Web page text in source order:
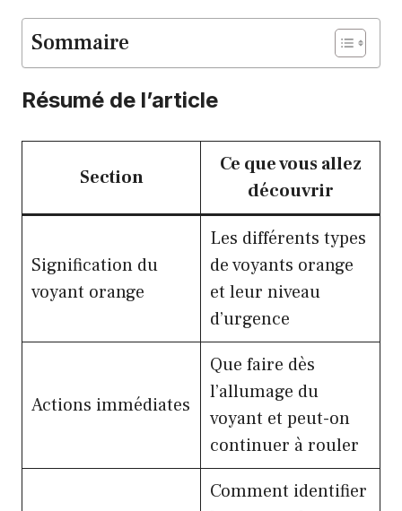
Sommaire
Résumé de l’article
Section
Ce que vous allez
découvrir
Signification du
voyant orange
Les différents types
de voyants orange
et leur niveau
d’urgence
Actions immédiates
Que faire dès
l’allumage du
voyant et peut-on
continuer à rouler
Comment identifier